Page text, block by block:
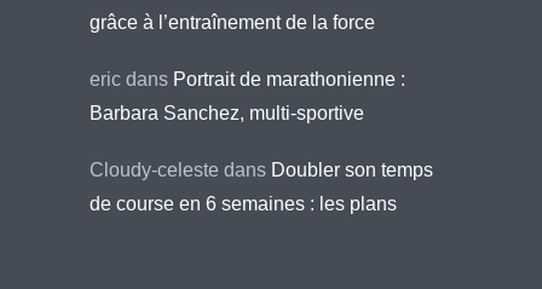
grâce à l’entraînement de la force
eric dans Portrait de marathonienne :
Barbara Sanchez, multi-sportive
Cloudy-celeste dans Doubler son temps
de course en 6 semaines : les plans